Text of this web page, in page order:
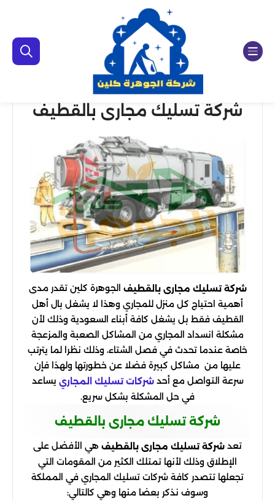
شركة تسليك مجارى بالقطيف
شركة تسليك مجارى بالقطيف الجوهرة كلين تقدر مدى
أهمية احتياج كل منزل للمجاري وهذا لا يشغل بال أهل
القطيف فقط بل يشغل كافة أبناء السعودية وذلك لأن
مشكلة انسداد المجاري من المشاكل الصعبة والمزعجة
خاصة عندما تحدث في فصل الشتاء، وذلك نظرا لما يترتب
عليها من مشاكل كبيرة فضلا عن خطورتها ولهذا فإن
سرعة التواصل مع أحدشركات تسليك المجاري يساعد
في حل المشكلة بشكل سريع.
شركة تسليك مجارى بالقطيف
تعد شركة تسليك مجارى بالقطيف هي الأفضل على
الإطلاق وذلك لأنها تمتلك الكثير من المقومات التي
تجعلها تتصدر كافة شركات تسليك المجاري في المملكة
وسوف نذكر بعضا منها وهي كالتالي: